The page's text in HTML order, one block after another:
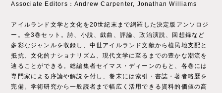
Associate Editors：Andrew Carpenter, Jonathan Williams
アイルランド文学と文化を20世紀末まで網羅した決定版アンソロジ
ー。全3巻セット。詩、小説、戯曲、評論、政治演説、回想録など
多彩なジャンルを収録し、中世アイルランド文献から植民地支配と
抵抗、文化的ナショナリズム、現代文学に至るまでの豊かな潮流を
辿ることができる。総編集者セイマス・ディーンのもと、各巻には
専門家による序論や解説を付し、巻末には索引・書誌・著者略歴を
完備。学術研究から一般読者まで幅広く活用できる資料的価値の高